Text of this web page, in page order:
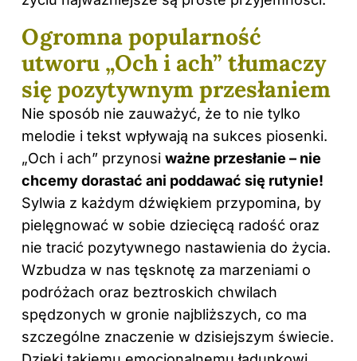
Ogromna popularność
utworu „Och i ach” tłumaczy
się pozytywnym przesłaniem
Nie sposób nie zauważyć, że to nie tylko
melodie i tekst wpływają na sukces piosenki.
„Och i ach” przynosi ważne przesłanie – nie
chcemy dorastać ani poddawać się rutynie!
Sylwia z każdym dźwiękiem przypomina, by
pielęgnować w sobie dziecięcą radość oraz
nie tracić pozytywnego nastawienia do życia.
Wzbudza w nas tęsknotę za marzeniami o
podróżach oraz beztroskich chwilach
spędzonych w gronie najbliższych, co ma
szczególne znaczenie w dzisiejszym świecie.